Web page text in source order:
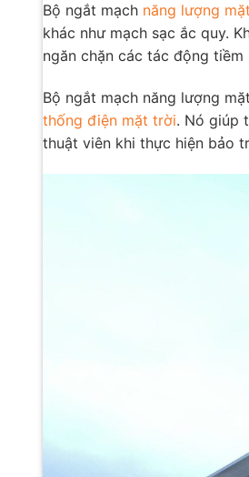
Bộ ngắt mạch năng lượng
khác như mạch sạc ắc quy.
ngăn chặn các tác động
Bộ ngắt mạch năng lượng
thống điện mặt trời. Nó giúp
thuật viên khi thực hiện bảo